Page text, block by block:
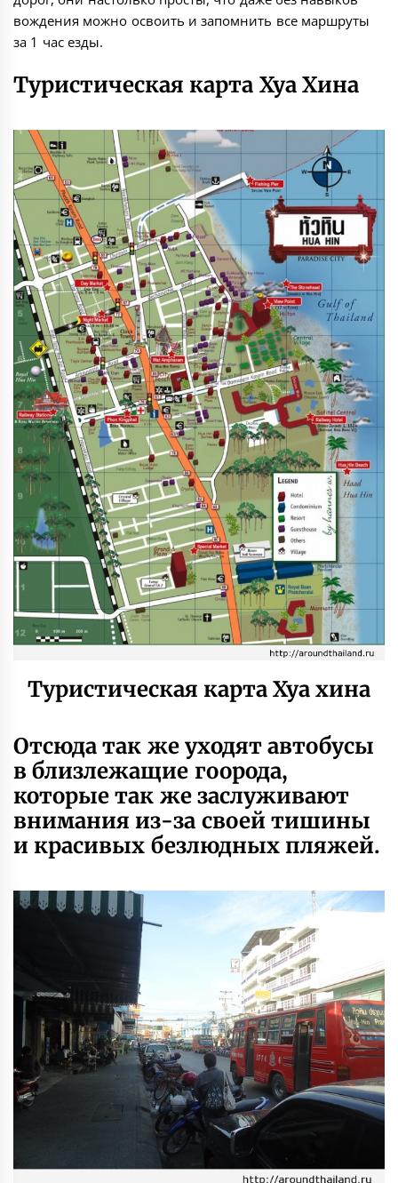
вождения можно освоить и запомнить все маршруты
за 1 час езды.
Туристическая карта Хуа Хина
Туристическая карта Хуа хина
Отсюда так же уходят автобусы
в близлежащие гоорода,
которые так же заслуживают
внимания из-за своей тишины
и красивых безлюдных пляжей.